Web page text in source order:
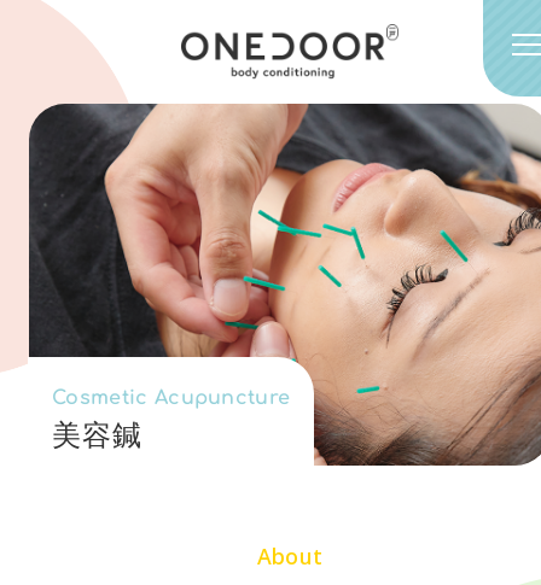
Cosmetic Acupuncture
美容鍼
About